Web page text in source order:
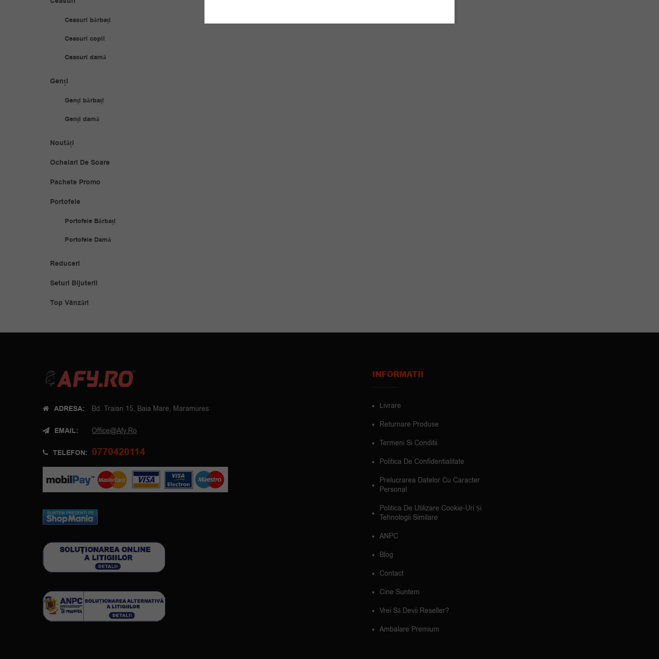
Ceasuri bărbați
Ceasuri copii
Ceasuri damă
Genți
Genți bărbați
Genți damă
Noutăți
Ochelari De Soare
Pachete Promo
Portofele
Portofele Bărbați
Portofele Damă
Reduceri
Seturi Bijuterii
Top Vânzări
ADRESA: Bd. Traian 15, Baia Mare, Maramures
EMAIL: Office@afy.ro
TELEFON: 0770420114
INFORMATII
Livrare
Returnare Produse
Termeni Si Conditii
Politica De Confidentialitate
Prelucrarea Datelor Cu Caracter
Personal
Politica De Utilizare Cookie-Uri Și
Tehnologii Similare
ANPC
Blog
Contact
Cine Suntem
Vrei Să Devii Reseller?
Ambalare Premium